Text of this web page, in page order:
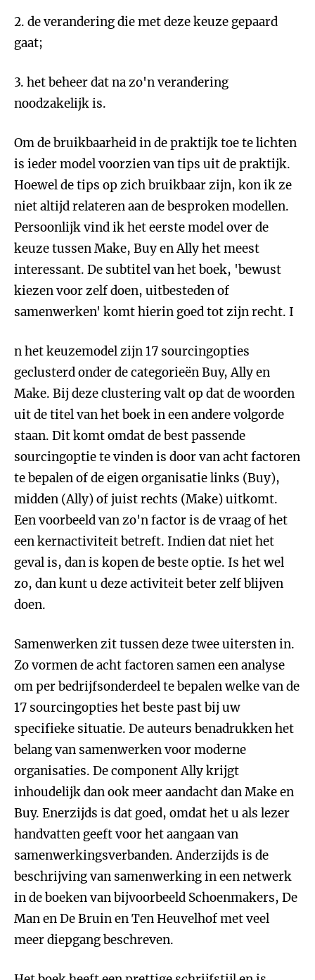
2. de verandering die met deze keuze gepaard
gaat;
3. het beheer dat na zo'n verandering
noodzakelijk is.
Om de bruikbaarheid in de praktijk toe te lichten
is ieder model voorzien van tips uit de praktijk.
Hoewel de tips op zich bruikbaar zijn, kon ik ze
niet altijd relateren aan de besproken modellen.
Persoonlijk vind ik het eerste model over de
keuze tussen Make, Buy en Ally het meest
interessant. De subtitel van het boek, 'bewust
kiezen voor zelf doen, uitbesteden of
samenwerken' komt hierin goed tot zijn recht. I
n het keuzemodel zijn 17 sourcingopties
geclusterd onder de categorieën Buy, Ally en
Make. Bij deze clustering valt op dat de woorden
uit de titel van het boek in een andere volgorde
staan. Dit komt omdat de best passende
sourcingoptie te vinden is door van acht factoren
te bepalen of de eigen organisatie links (Buy),
midden (Ally) of juist rechts (Make) uitkomt.
Een voorbeeld van zo'n factor is de vraag of het
een kernactiviteit betreft. Indien dat niet het
geval is, dan is kopen de beste optie. Is het wel
zo, dan kunt u deze activiteit beter zelf blijven
doen.
Samenwerken zit tussen deze twee uitersten in.
Zo vormen de acht factoren samen een analyse
om per bedrijfsonderdeel te bepalen welke van de
17 sourcingopties het beste past bij uw
specifieke situatie. De auteurs benadrukken het
belang van samenwerken voor moderne
organisaties. De component Ally krijgt
inhoudelijk dan ook meer aandacht dan Make en
Buy. Enerzijds is dat goed, omdat het u als lezer
handvatten geeft voor het aangaan van
samenwerkingsverbanden. Anderzijds is de
beschrijving van samenwerking in een netwerk
in de boeken van bijvoorbeeld Schoenmakers, De
Man en De Bruin en Ten Heuvelhof met veel
meer diepgang beschreven.